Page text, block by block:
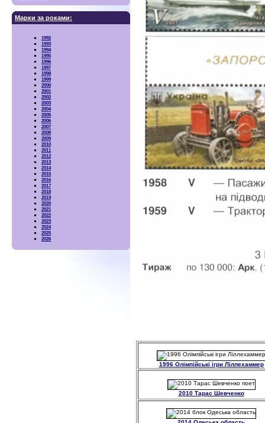
Марки за роками:
1992
1993
1994
1995
1996
1997
1998
1999
2000
2001
2002
2003
2004
2005
2006
2007
2008
2009
2010
2011
2012
2013
2014
2015
2016
2017
2018
2019
2020
2021
2022
2023
2024
2025
2026
1996 Олімпійські ігри Ліллехаммер
2010 Тарас Шевченко